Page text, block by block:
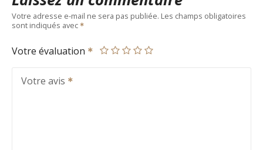
Votre adresse e-mail ne sera pas publiée. Les champs obligatoires
sont indiqués avec
Votre évaluation
Votre avis